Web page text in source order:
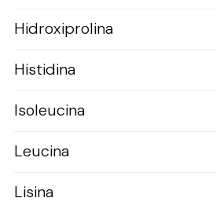
Hidroxiprolina
Histidina
Isoleucina
Leucina
Lisina